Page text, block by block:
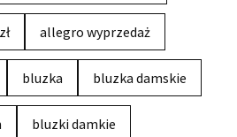
allegro wyprzedaż
bluzka bluzka damskie
bluzki damkie